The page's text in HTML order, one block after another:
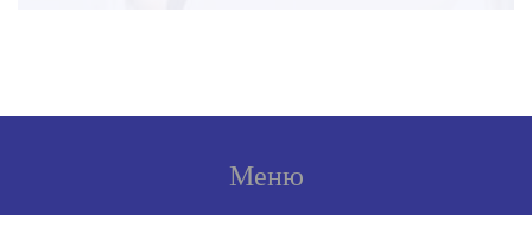
Меню
О нас